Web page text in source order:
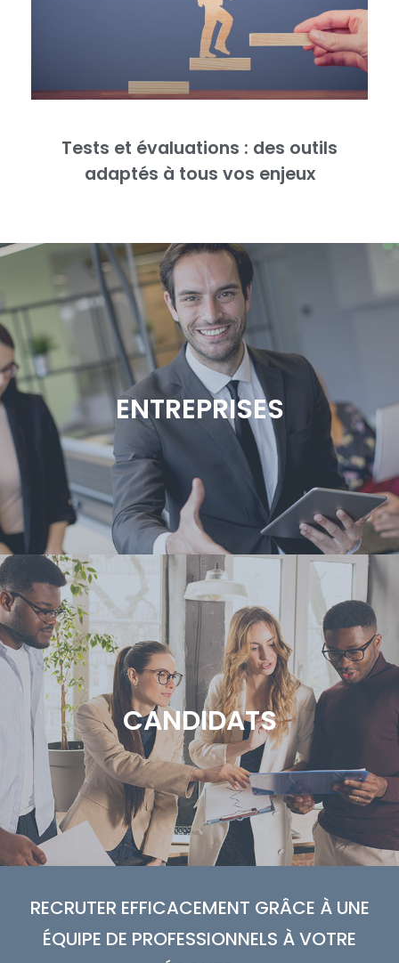
Tests et évaluations : des outils
adaptés à tous vos enjeux
ENTREPRISES
Contactez-nous dès aujourd'hui pour discuter de
vos projets et découvrir comment nous pouvons
vous aider à trouver les talents qui feront la
différence dans votre entreprise.
CLIQUER ICI
CANDIDATS
Consultez nos offres d'emploi et envoyez-nous
RECRUTER EFFICACEMENT GRÂCE À UNE
ÉQUIPE DE PROFESSIONNELS À VOTRE